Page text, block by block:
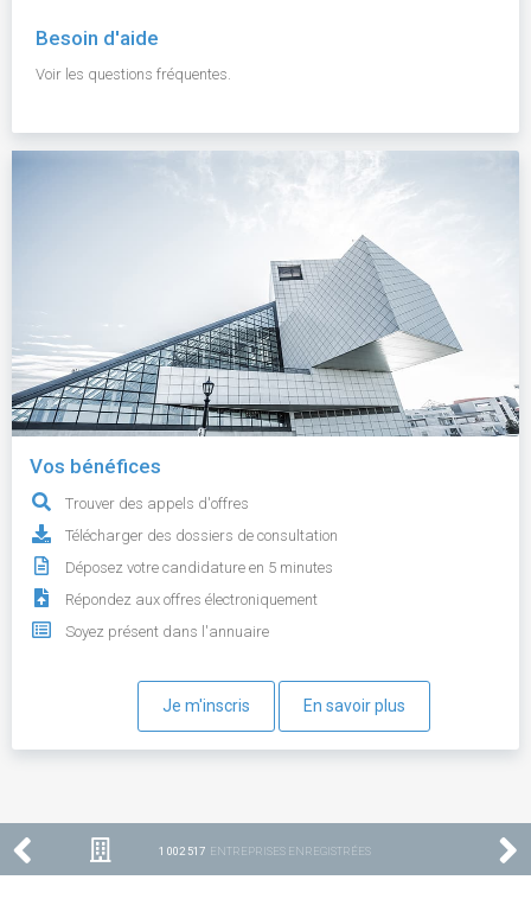
Besoin d'aide
Voir les questions fréquentes.
Vos bénéfices
Trouver des appels d'offres
Télécharger des dossiers de consultation
Déposez votre candidature en 5 minutes
Répondez aux offres électroniquement
Soyez présent dans l'annuaire
Je m'inscris En savoir plus
1 002 517 ENTREPRISES ENREGISTRÉES